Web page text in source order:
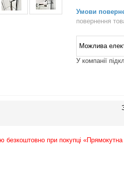
повернення
У компанії
безкоштовно при покупці